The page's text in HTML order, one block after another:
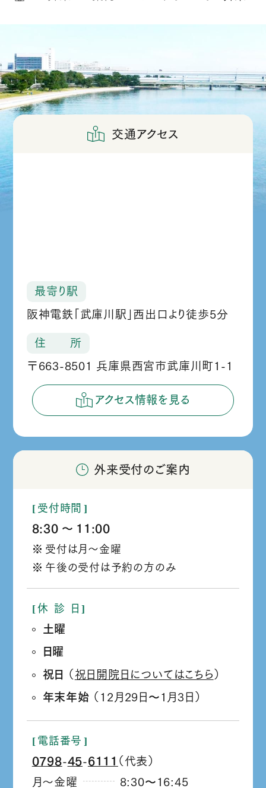
交通アクセス
最寄り駅
阪神電鉄「武庫川駅」西出口より徒歩5分
住 所
〒663-8501 兵庫県西宮市武庫川町1-1
アクセス情報を見る
外来受付のご案内
受付時間
8:30
か
ら
11:00
受付は月～金曜
午後の受付は予約の方のみ
休 診 日
土曜
日曜
祝日 （ 祝日開院日についてはこちら ）
年末年始 （12月29日
1月3日）
電話番号
0798
‐
45 6111 （代表）
月～金曜
8:30
16:45